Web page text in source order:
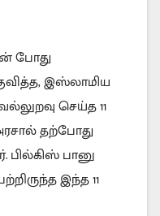
போது
இஸ்லாமிய
செய்த 11
தற்போது
பானு
இந்த 11